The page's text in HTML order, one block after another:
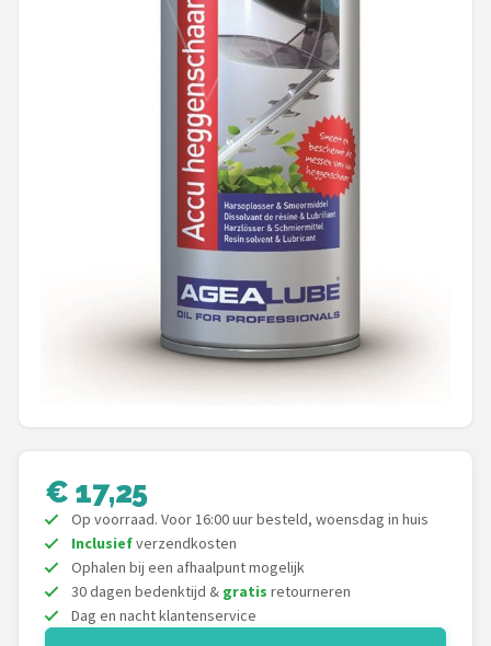
POPULAIRE MERKEN
Einhell
Makita
Synx Tools
Fiskars
€ 17,25
Op voorraad. Voor 16:00 uur besteld, woensdag in huis
Inclusiefverzendkosten
Ophalen bij een afhaalpunt mogelijk
30 dagen bedenktijd & gratis retourneren
Dag en nacht klantenservice